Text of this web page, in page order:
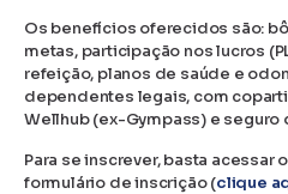
Os benefícios oferecidos são:
metas, participação nos lucros
refeição, planos de saúde e
dependentes legais, com
Wellhub (ex-Gympass) e seguro
Para se inscrever, basta acessar
formulário de inscrição (clique